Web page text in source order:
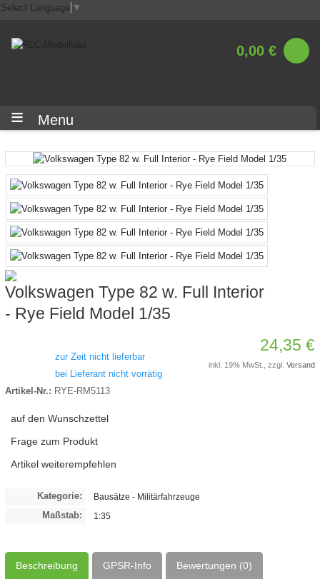
Select Language ▼
0,00 €
Menu
Volkswagen Type 82 w. Full Interior
- Rye Field Model 1/35
zur Zeit nicht lieferbar
bei Lieferant nicht vorrätig
Artikel-Nr.: RYE-RM5113
auf den Wunschzettel
Frage zum Produkt
Artikel weiterempfehlen
24,35 €
inkl. 19% MwSt., zzgl.Versand
Kategorie: Bausätze - Militärfahrzeuge
Maßstab: 1:35
Beschreibung GPSR-Info Bewertungen (0)